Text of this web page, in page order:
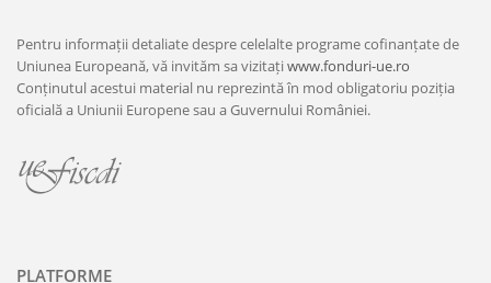
Pentru informații detaliate despre celelalte programe cofinanțate de
Uniunea Europeană, vă invităm sa vizitațiwww.fonduri-ue.ro
Conținutul acestui material nu reprezintă în mod obligatoriu poziția
oficială a Uniunii Europene sau a Guvernului României.
PLATFORME